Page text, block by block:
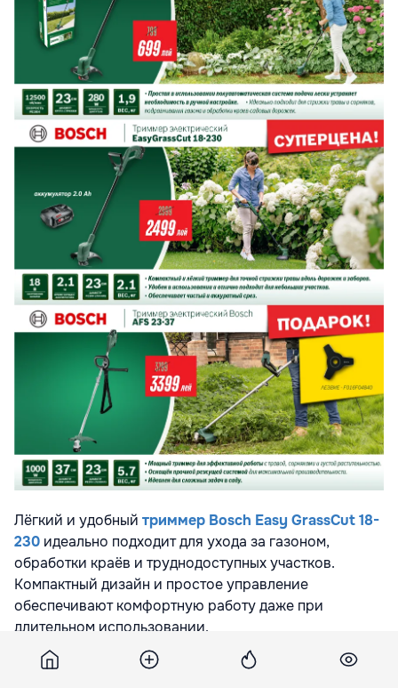
Лёгкий и удобный триммер Bosch Easy GrassCut 18-
230 идеально подходит для ухода за газоном,
обработки краёв и труднодоступных участков.
Компактный дизайн и простое управление
обеспечивают комфортную работу даже при
длительном использовании.
Мощный триммер Bosch AFS 23-37
создан для